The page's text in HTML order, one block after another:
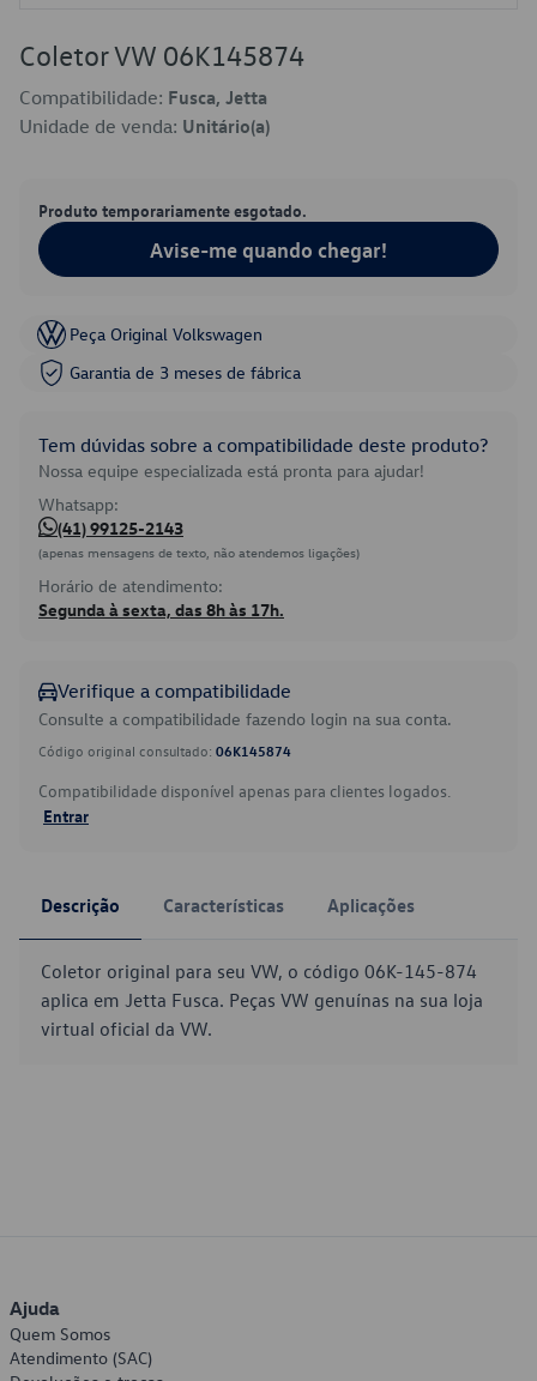
Coletor VW 06K145874
Compatibilidade: Fusca, Jetta
Unidade de venda: Unitário(a)
Produto temporariamente esgotado.
Avise-me quando chegar!
Peça Original Volkswagen
Garantia de 3 meses de fábrica
Tem dúvidas sobre a compatibilidade deste produto?
Nossa equipe especializada está pronta para ajudar!
Whatsapp:
(41) 99125-2143
(apenas mensagens de texto, não atendemos ligações)
Horário de atendimento:
Segunda à sexta, das 8h às 17h.
Verifique a compatibilidade
Consulte a compatibilidade fazendo login na sua conta.
Código original consultado: 06K145874
Compatibilidade disponível apenas para clientes logados.
Entrar
Descrição Características Aplicações
Coletor original para seu VW, o código 06K-145-874
aplica em Jetta Fusca. Peças VW genuínas na sua loja
virtual oficial da VW.
Ajuda
Quem Somos
Atendimento (SAC)